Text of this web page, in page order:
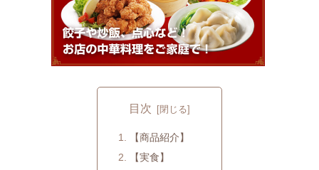
目次
【商品紹介】
【実食】